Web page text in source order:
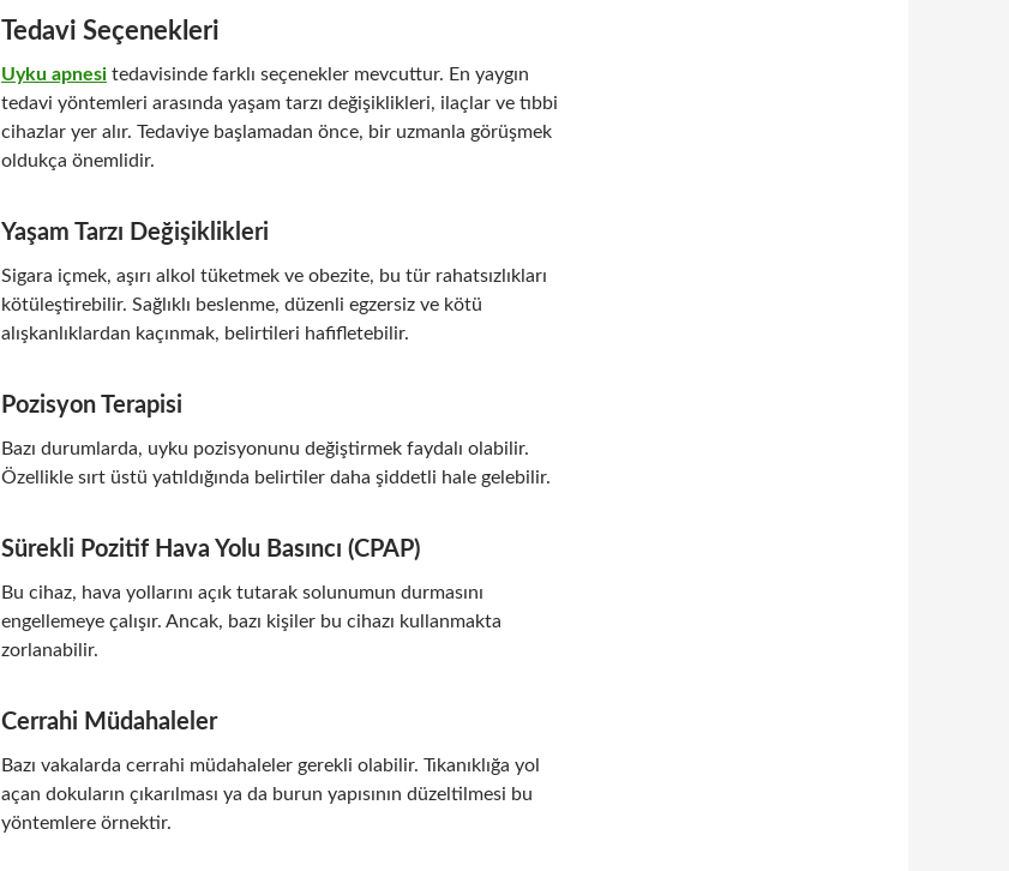
Tedavi Seçenekleri
Uyku apnesi tedavisinde farklı seçenekler mevcuttur. En yaygın
tedavi yöntemleri arasında yaşam tarzı değişiklikleri, ilaçlar ve tıbbi
cihazlar yer alır. Tedaviye başlamadan önce, bir uzmanla görüşmek
oldukça önemlidir.
Yaşam Tarzı Değişiklikleri
Sigara içmek, aşırı alkol tüketmek ve obezite, bu tür rahatsızlıkları
kötüleştirebilir. Sağlıklı beslenme, düzenli egzersiz ve kötü
alışkanlıklardan kaçınmak, belirtileri hafifletebilir.
Pozisyon Terapisi
Bazı durumlarda, uyku pozisyonunu değiştirmek faydalı olabilir.
Özellikle sırt üstü yatıldığında belirtiler daha şiddetli hale gelebilir.
Sürekli Pozitif Hava Yolu Basıncı (CPAP)
Bu cihaz, hava yollarını açık tutarak solunumun durmasını
engellemeye çalışır. Ancak, bazı kişiler bu cihazı kullanmakta
zorlanabilir.
Cerrahi Müdahaleler
Bazı vakalarda cerrahi müdahaleler gerekli olabilir. Tıkanıklığa yol
açan dokuların çıkarılması ya da burun yapısının düzeltilmesi bu
yöntemlere örnektir.